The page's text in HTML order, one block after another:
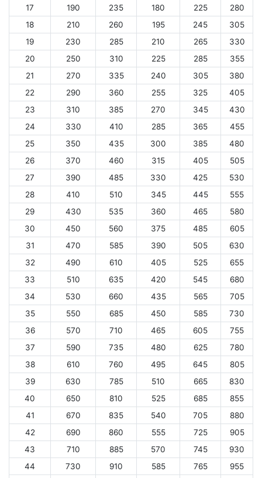
17 190 235 180 225
280
18
210 260 195 245
305
19
230 285 210 265
330
20
250 310 225 285
355
21
270 335 240 305
380
22
290 360 255 325
405
23
310 385 270 345
430
24
330 410 285 365
455
25
350 435 300 385
480
26
370 460 315 405
505
27
390 485 330 425
530
28
410 510 345 445
555
29
430 535 360 465
580
30
450 560 375 485
605
31
470 585 390 505
630
32
490 610 405 525
655
33
510 635 420 545
680
34
530 660 435 565
705
35
550 685 450 585
730
36
570 710 465 605
755
37
590 735 480 625
780
38
610 760 495 645
805
39
630 785 510 665
830
40
650 810 525 685
855
41
670 835 540 705
880
42
690 860 555 725
905
43
710 885 570 745
930
44
730 910 585 765
955